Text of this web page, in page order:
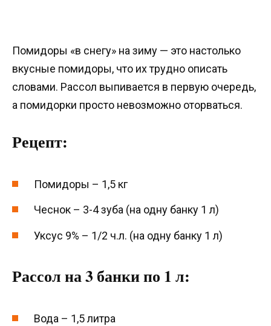
Помидоры «в снегу» на зиму — это настолько
вкусные помидоры, что их трудно описать
словами. Рассол выпивается в первую очередь,
а помидорки просто невозможно оторваться.
Рецепт:
Помидоры – 1,5 кг
Чеснок – 3-4 зуба (на одну банку 1 л)
Уксус 9% – 1/2 ч.л. (на одну банку 1 л)
Рассол на 3 банки по 1 л:
Вода – 1,5 литра